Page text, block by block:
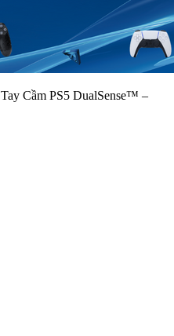
Tay Cầm PS5 DualSense™ –